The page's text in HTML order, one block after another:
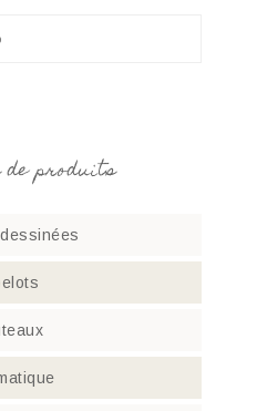
de produits